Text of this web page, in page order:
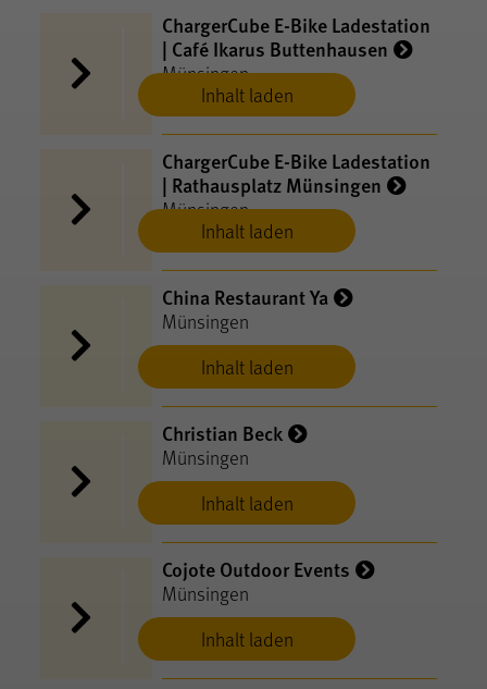
Inhalt laden
ChargerCube E-​Bike Ladestation
| Café Ikarus Buttenhausen
Münsingen
Inhalt laden
ChargerCube E-​Bike Ladestation
| Rathausplatz Münsingen
Münsingen
Inhalt laden
China Restaurant Ya
Münsingen
Inhalt laden
Christian Beck
Münsingen
Inhalt laden
Cojote Outdoor Events
Münsingen